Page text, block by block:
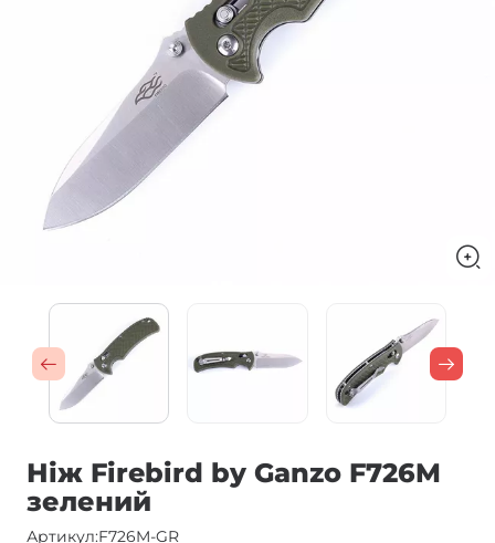
Ніж Firebird by Ganzo F726M
зелений
Артикул:F726M-GR